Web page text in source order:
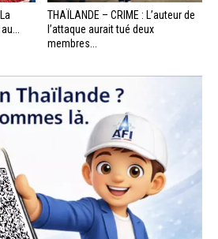
THAÏLANDE – CRIME : L’auteur de
l’attaque aurait tué deux
membres...